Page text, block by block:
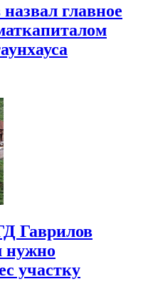
главное
Гаврилов
нужно
участку